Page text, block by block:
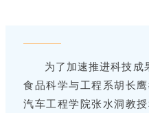
为了加速推进科技成
食品科学与工程系胡长
汽车工程学院张水洞教